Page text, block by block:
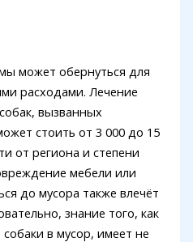
может обернуться для
расходами. Лечение
вызванных
стоить от 3 000 до 15
от региона и степени
мебели или
до мусора также влечёт
знание того, как
в мусор, имеет не